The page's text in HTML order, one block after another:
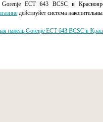
ECT 643 BCSC в
действуйет система
панель Gorenje ECT 643 BCSC в